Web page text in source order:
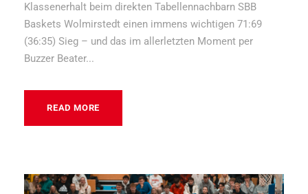
Klassenerhalt beim direkten Tabellennachbarn SBB
Baskets Wolmirstedt einen immens wichtigen 71:69
(36:35) Sieg – und das im allerletzten Moment per
Buzzer Beater...
READ MORE